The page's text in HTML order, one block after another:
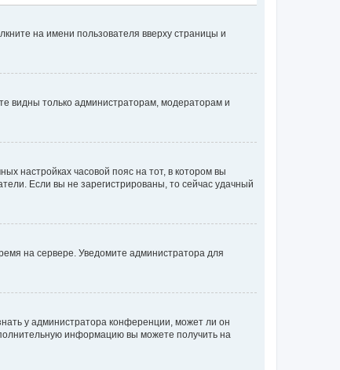
на имени пользователя вверху страницы и
видны только администраторам, модераторам и
настройках часовой пояс на тот, в котором вы
Если вы не зарегистрированы, то сейчас удачный
на сервере. Уведомите администратора для
у администратора конференции, может ли он
информацию вы можете получить на